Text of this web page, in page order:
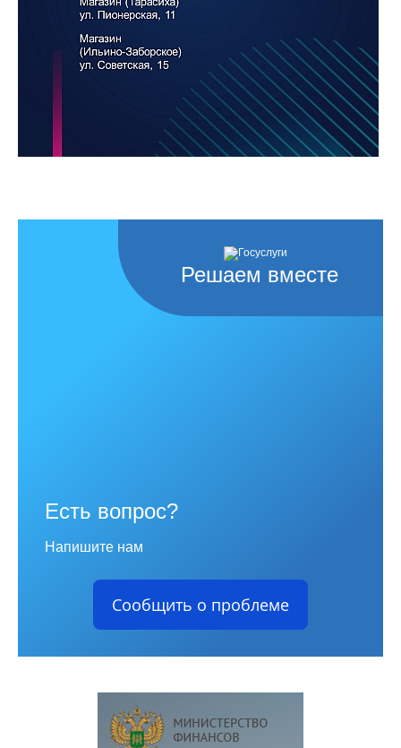
Решаем вместе
Есть вопрос?
Напишите нам
Сообщить о проблеме